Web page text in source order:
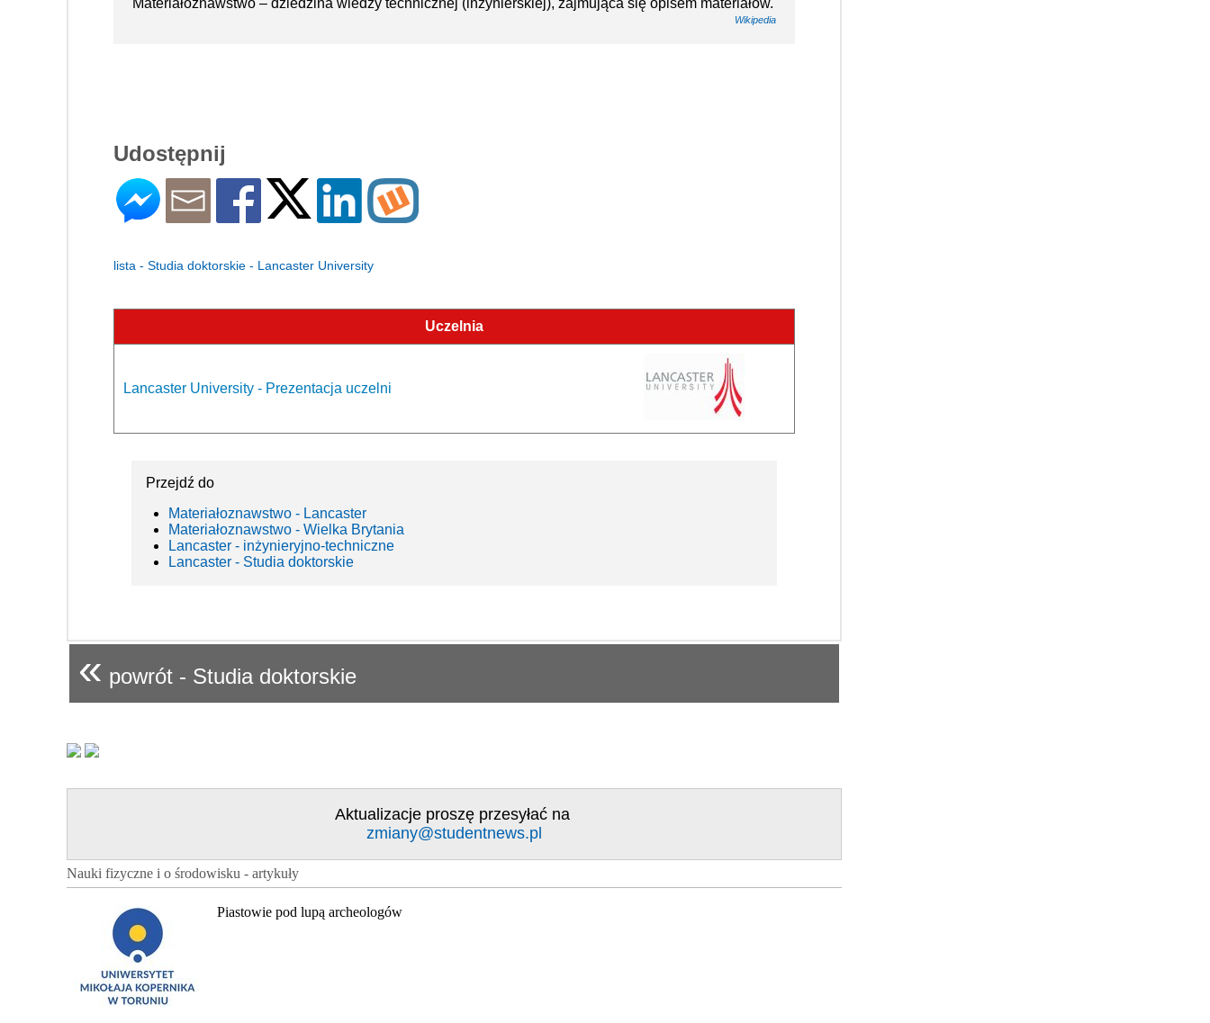
Wikipedia
Udostępnij
lista - Studia doktorskie - Lancaster University
Uczelnia
Lancaster University - Prezentacja uczelni
Przejdź do
Materiałoznawstwo - Lancaster
Materiałoznawstwo - Wielka Brytania
Lancaster - inżynieryjno-techniczne
Lancaster - Studia doktorskie
« powrót - Studia doktorskie
Aktualizacje proszę przesyłać na
zmiany@studentnews.pl
Nauki fizyczne i o środowisku - artykuły
Piastowie pod lupą archeologów